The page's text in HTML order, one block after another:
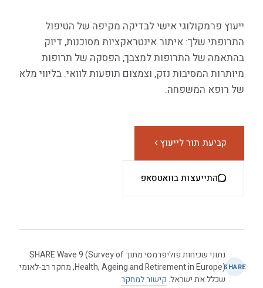
ייעוץ פרמקולוגי אישי לבדיקה מקיפה של הטיפול
התרופתי שלך: איתור אינטראקציות מסוכנות, דיוק
בהתאמה של התרופות למצבך, הפסקה של תרופות
מיותרות המסיבות נזק, וצמצום תופעות לוואי. בליווי מלא
של רופא המשפחה.
קביעת תור לייעוץ
התייעצות בוואטסאפ
SHARE
נתוני שכיחות פוליפרמסי מתוך SHARE Wave 9 (Survey of
Health, Ageing and Retirement in Europe), מחקר רב-לאומי
שכלל את ישראל. קישור למחקר.